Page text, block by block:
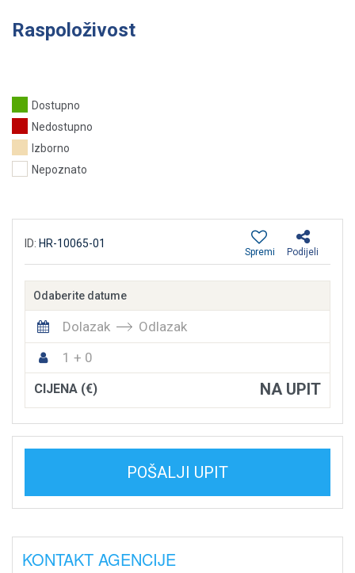
Raspoloživost
Dostupno
Nedostupno
Izborno
Nepoznato
ID: HR-10065-01
Podijeli
Spremi
Odaberite datume
Dolazak
Odlazak
1 + 0
CIJENA (€) NA UPIT
POŠALJI UPIT
KONTAKT AGENCIJE